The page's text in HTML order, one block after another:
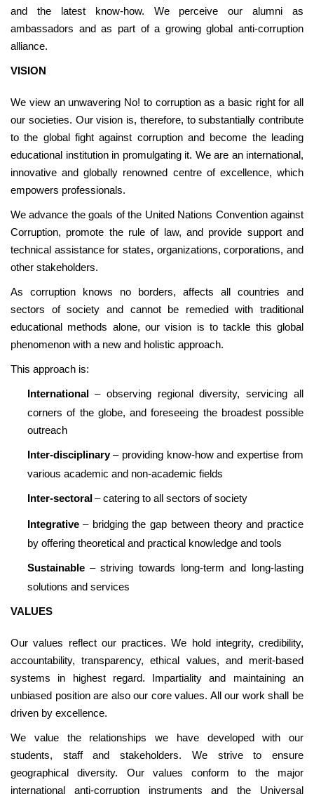
and the latest know-how. We perceive our alumni as
ambassadors and as part of a growing global anti-corruption
alliance.
VISION
We view an unwavering No! to corruption as a basic right for all
our societies. Our vision is, therefore, to substantially contribute
to the global fight against corruption and become the leading
educational institution in promulgating it. We are an international,
innovative and globally renowned centre of excellence, which
empowers professionals.
We advance the goals of the United Nations Convention against
Corruption, promote the rule of law, and provide support and
technical assistance for states, organizations, corporations, and
other stakeholders.
As corruption knows no borders, affects all countries and
sectors of society and cannot be remedied with traditional
educational methods alone, our vision is to tackle this global
phenomenon with a new and holistic approach.
This approach is:
International – observing regional diversity, servicing all
corners of the globe, and foreseeing the broadest possible
outreach
Inter-disciplinary – providing know-how and expertise from
various academic and non-academic fields
Inter-sectoral– catering to all sectors of society
Integrative – bridging the gap between theory and practice
by offering theoretical and practical knowledge and tools
Sustainable – striving towards long-term and long-lasting
solutions and services
VALUES
Our values reflect our practices. We hold integrity, credibility,
accountability, transparency, ethical values, and merit-based
systems in highest regard. Impartiality and maintaining an
unbiased position are also our core values. All our work shall be
driven by excellence.
We value the relationships we have developed with our
students, staff and stakeholders. We strive to ensure
geographical diversity. Our values conform to the major
international anti-corruption instruments and the Universal